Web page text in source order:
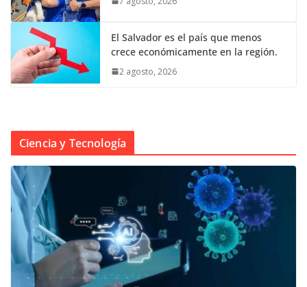
El Salvador es el país que menos
crece económicamente en la región.
2 agosto, 2026
Ciencia y Tecnología